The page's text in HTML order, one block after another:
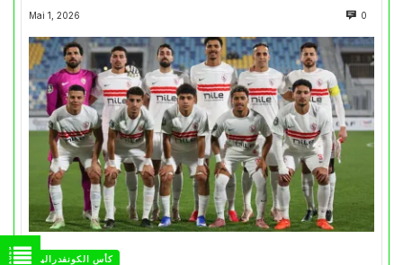
Mai 1, 2026 0
كأس الكونفدرالية